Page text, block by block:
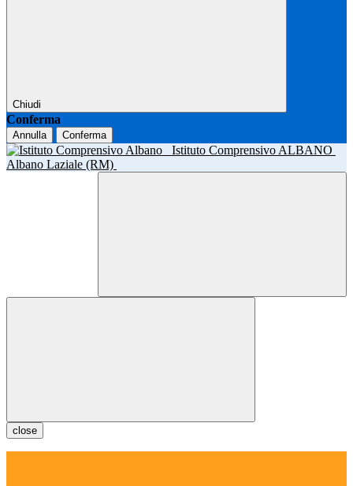
Chiudi
Conferma
Annulla Conferma
Istituto Comprensivo ALBANO
Albano Laziale (RM)
close